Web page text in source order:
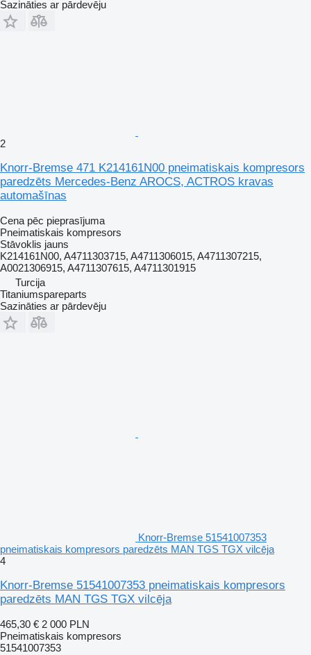
Sazināties ar pārdevēju
2
Knorr-Bremse 471 K214161N00 pneimatiskais kompresors
paredzēts Mercedes-Benz AROCS, ACTROS kravas
automašīnas
Cena pēc pieprasījuma
Pneimatiskais kompresors
Stāvoklis jauns
K214161N00, A4711303715, A4711306015, A4711307215,
A0021306915, A4711307615, A4711301915
Turcija
Titaniumspareparts
Sazināties ar pārdevēju
Knorr-Bremse 51541007353
pneimatiskais kompresors paredzēts MAN TGS TGX vilcēja
4
Knorr-Bremse 51541007353 pneimatiskais kompresors
paredzēts MAN TGS TGX vilcēja
465,30 € 2 000 PLN
Pneimatiskais kompresors
51541007353